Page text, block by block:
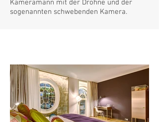
Kameramann mit der Drohne und der
sogenannten schwebenden Kamera.